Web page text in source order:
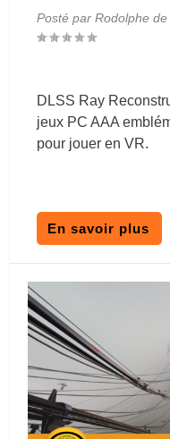
Posté parRodolphe
DLSS Ray
jeux PC AAA
pour jouer en VR.
En savoir plus